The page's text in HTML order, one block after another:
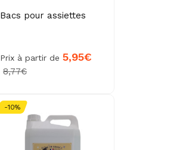
Bacs pour assiettes
Prix à partir de 5,95€
8,77€
-10%